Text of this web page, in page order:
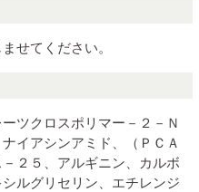
せてください。
ツクロスポリマー－２－Ｎ
イアシンアミド、（ＰＣＡ
２５、アルギニン、カルボ
ルグリセリン、エチレンジ